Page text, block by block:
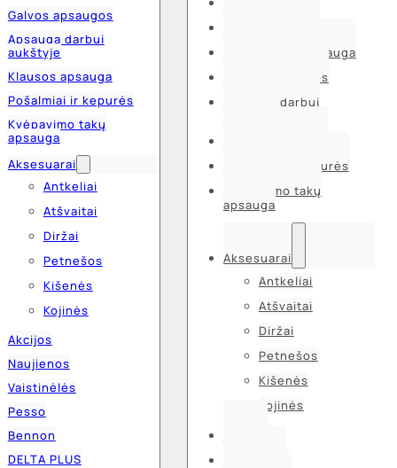
Galvos apsaugos
Apsauga darbui
aukštyje
Klausos apsauga
Pošalmiai ir kepurės
Kvėpavimo takų
apsauga
Aksesuarai
Antkeliai
Atšvaitai
Diržai
Petnešos
Kišenės
Kojinės
Akcijos
Naujienos
Vaistinėlės
Pesso
Bennon
DELTA PLUS
Akių ir veido apsauga
Galvos apsaugos
Apsauga darbui
Pošalmiai ir kepurės
Kvėpavimo takų
apsauga
Aksesuarai
Antkeliai
Atšvaitai
Diržai
Petnešos
Kišenės
Kojinės